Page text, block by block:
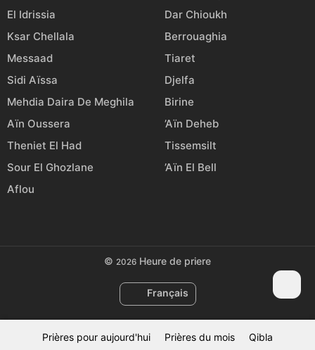
Prières pour aujourd'hui Prières du mois Qibla
El Idrissia
Dar Chioukh
Ksar Chellala
Berrouaghia
Messaad
Tiaret
Sidi Aïssa
Djelfa
Mehdia Daira De Meghila
Birine
Aïn Oussera
’Aïn Deheb
Theniet El Had
Tissemsilt
Sour El Ghozlane
’Aïn El Bell
Aflou
© 2026 Heure de priere
Français